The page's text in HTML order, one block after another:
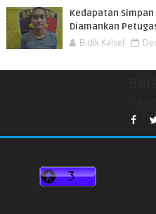
Kedapatan Simpan
Diamankan
Bidik Kalsel